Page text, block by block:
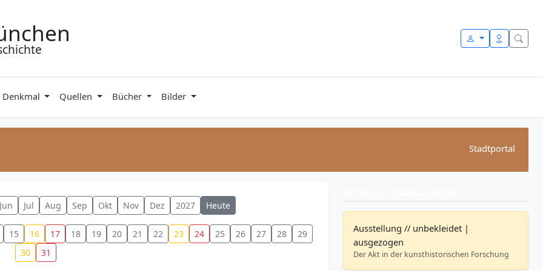
Denkmal Quellen Bücher Bilder
Stadtportal
Jun Jul Aug Sep Okt Nov Dez 2027 Heute
15 16 17 18 19 20 21 22 23 24 25 26 27 28
29
30
31
Ausstellung // unbekleidet |
ausgezogen
Der Akt in der kunsthistorischen Forschung